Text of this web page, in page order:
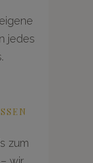
jedes
zum